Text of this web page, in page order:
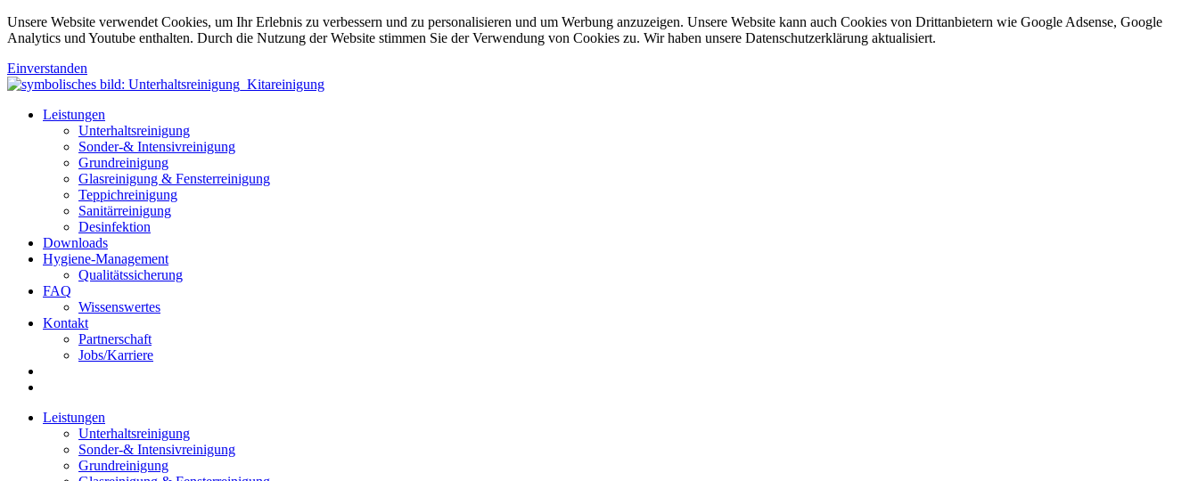
Unsere Website verwendet Cookies, um Ihr Erlebnis zu verbessern und zu personalisieren und um Werbung anzuzeigen. Unsere Website kann auch Cookies von Drittanbietern wie Google Adsense, Google
Analytics und Youtube enthalten. Durch die Nutzung der Website stimmen Sie der Verwendung von Cookies zu. Wir haben unsere Datenschutzerklärung aktualisiert.
Einverstanden
Leistungen
Unterhaltsreinigung
Sonder-& Intensivreinigung
Grundreinigung
Glasreinigung & Fensterreinigung
Teppichreinigung
Sanitärreinigung
Desinfektion
Downloads
Hygiene-Management
Qualitätssicherung
FAQ
Wissenswertes
Kontakt
Partnerschaft
Jobs/Karriere
Leistungen
Unterhaltsreinigung
Sonder-& Intensivreinigung
Grundreinigung